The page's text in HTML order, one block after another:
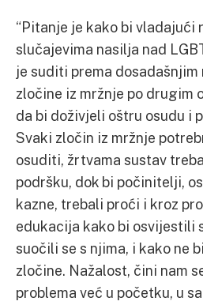
“Pitanje je kako bi vladajući
slučajevima nasilja nad
je suditi prema dosadašnjim
zločine iz mržnje po drugim
da bi doživjeli oštru osudu i
Svaki zločin iz mržnje
osuditi, žrtvama sustav
podršku, dok bi počinitelji,
kazne, trebali proći i kroz
edukacija kako bi osvijestili
suočili se s njima, i kako ne
zločine. Nažalost, čini nam
problema već u početku, u